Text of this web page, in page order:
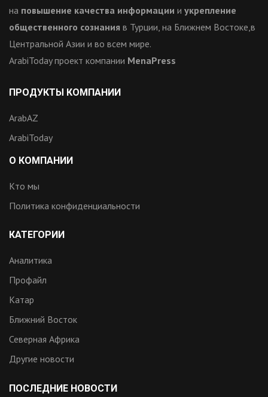
на повышение качества информации и укрепление
общественного сознания в Турции, на Ближнем Востоке,в
Центральной Азии и во всем мире.
ArabiToday проект компании MenaPress
ПРОДУКТЫ КОМПАНИИ
ArabAZ
ArabiToday
О КОМПАНИИ
Кто мы
Политика конфиденциальности
КАТЕГОРИИ
Аналитика
Профайл
Катар
Ближний Восток
Северная Африка
Другие новости
ПОСЛЕДНИЕ НОВОСТИ